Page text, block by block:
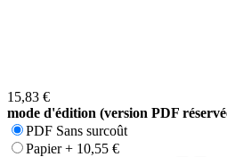
15,83 €
mode d'édition (version PDF
PDF Sans surcoût
Papier + 10,55 €